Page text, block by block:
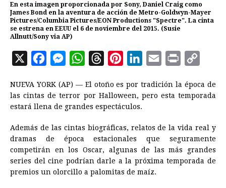
En esta imagen proporcionada por Sony, Daniel Craig como
James Bond en la aventura de acción de Metro-Goldwyn-Mayer
Pictures/Columbia Pictures/EON Productions "Spectre". La cinta
se estrena en EEUU el 6 de noviembre del 2015. (Susie
Allnutt/Sony via AP)
X
c
e
o
o
k
M
s
s
n
g
e
W
a
t
A
p
p
r
e
d
n
t
r
e
s
n
k
d
I
n
a
i
p
i
n
k
NUEVA YORK (AP) — El otoño es por tradición la época de
las cintas de terror por Halloween, pero esta temporada
estará llena de grandes espectáculos.
Además de las cintas biográficas, relatos de la vida real y
dramas de época estacionales que seguramente
competirán en los Oscar, algunas de las más grandes
series del cine podrían darle a la próxima temporada de
premios un olorcillo a palomitas de maíz.